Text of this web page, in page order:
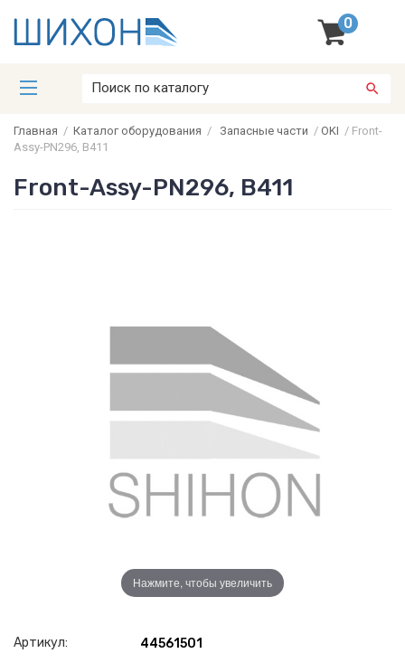
0
Главная / Каталог оборудования / Запасные части / OKI / Front-
Assy-PN296, B411
Front-Assy-PN296, B411
Нажмите, чтобы увеличить
Артикул: 44561501